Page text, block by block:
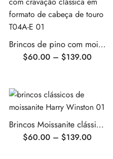
Brincos de pino com moissanita em cravação clássica em formato de cabeça de touro.
$60.00 – $139.00
Brincos Moissanite clássicos estilo Harry Winston
$60.00 – $139.00